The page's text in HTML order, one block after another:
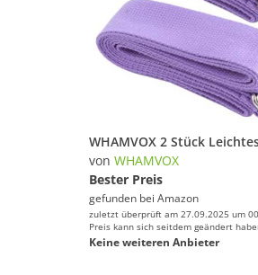
von WHAMVOX
Bester Preis
gefunden bei Amazon
zuletzt überprüft am 27.09.2025 um
Preis kann sich seitdem geändert
Keine weiteren Anbieter